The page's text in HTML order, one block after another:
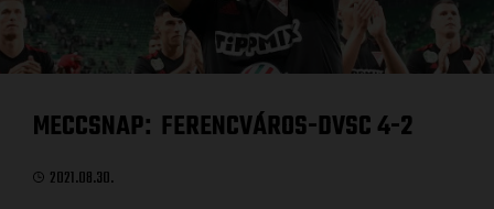
MECCSNAP: FERENCVÁROS-DVSC 4-2
2021.08.30.